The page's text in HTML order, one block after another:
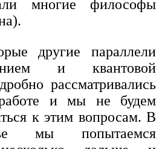
многие философы
другие параллели
и квантовой
рассматривались
и мы не будем
к этим вопросам. В
мы попытаемся